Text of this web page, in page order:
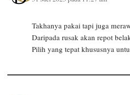
Takhanya pakai tapi juga
Daripada rusak akan repot
Pilih yang tepat khususnya